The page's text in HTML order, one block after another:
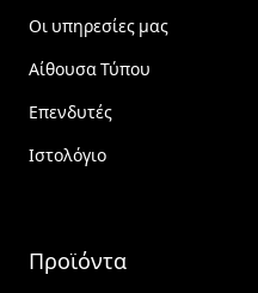
Οι υπηρεσίες μας
Αίθουσα Τύπου
Επενδυτές
Ιστολόγιο
Προϊόντα